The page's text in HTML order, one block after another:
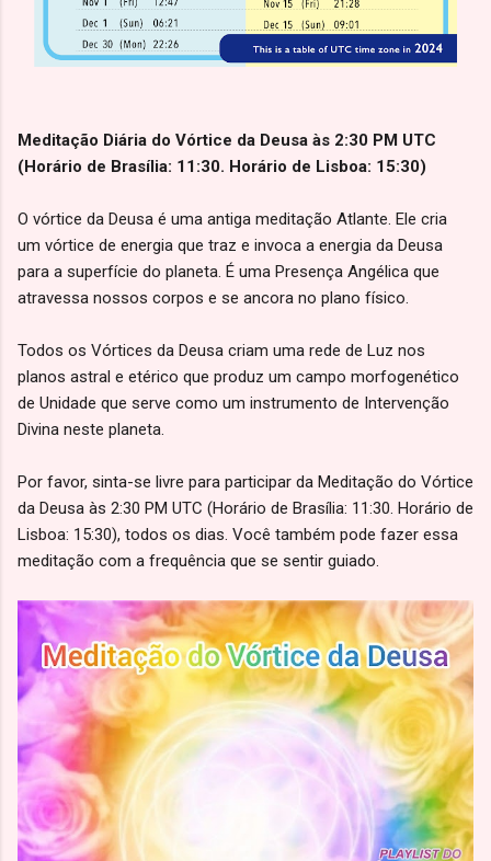
Meditação Diária do Vórtice da Deusa às 2:30 PM UTC
(Horário de Brasília: 11:30. Horário de Lisboa: 15:30)
O vórtice da Deusa é uma antiga meditação Atlante. Ele cria
um vórtice de energia que traz e invoca a energia da Deusa
para a superfície do planeta. É uma Presença Angélica que
atravessa nossos corpos e se ancora no plano físico.
Todos os Vórtices da Deusa criam uma rede de Luz nos
planos astral e etérico que produz um campo morfogenético
de Unidade que serve como um instrumento de Intervenção
Divina neste planeta.
Por favor, sinta-se livre para participar da Meditação do Vórtice
da Deusa às 2:30 PM UTC (Horário de Brasília: 11:30. Horário de
Lisboa: 15:30), todos os dias. Você também pode fazer essa
meditação com a frequência que se sentir guiado.